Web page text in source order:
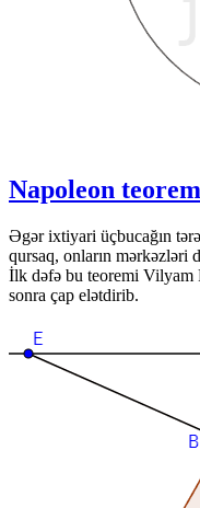
Napoleon
Əgər ixtiyari üçbucağın
qursaq, onların mərkəzləri
İlk dəfə bu teoremi Vilyam
sonra çap elətdirib.